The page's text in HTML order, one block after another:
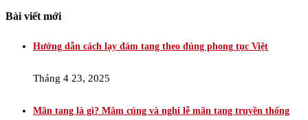
Bài viết mới
Hướng dẫn cách lạy đám tang theo đúng phong tục Việt
Tháng 4 23, 2025
Mãn tang là gì? Mâm cúng và nghi lễ mãn tang truyền thống